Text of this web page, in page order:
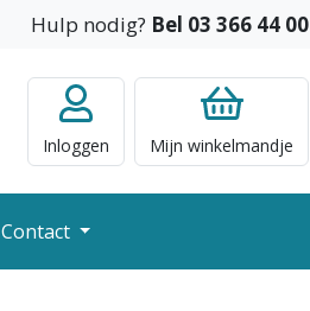
Hulp nodig? Bel 03 366 44 00
Inloggen Mijn winkelmandje
Contact